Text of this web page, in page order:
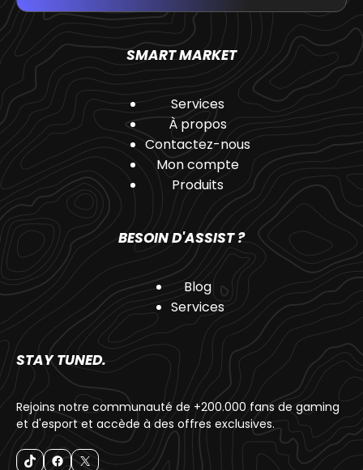
SMART MARKET
Services
À propos
Contactez-nous
Mon compte
Produits
BESOIN D'ASSIST ?
Blog
Services
STAY TUNED.
Rejoins notre communauté de +200.000 fans de gaming
et d'esport et accède à des offres exclusives.